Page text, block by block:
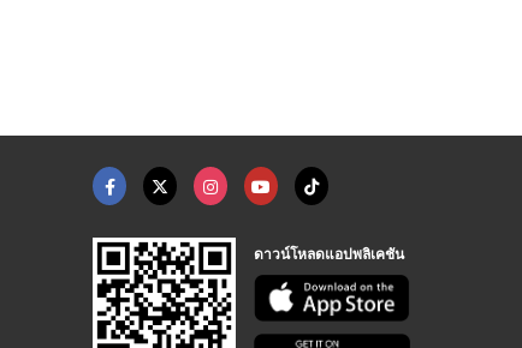
ดาวน์โหลดแอปพลิเคชัน